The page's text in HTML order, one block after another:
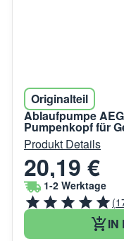
Originalteil
Ablaufpumpe
Pumpenkopf für
Produkt Details
20,19 €
1-2 Werktage
IN